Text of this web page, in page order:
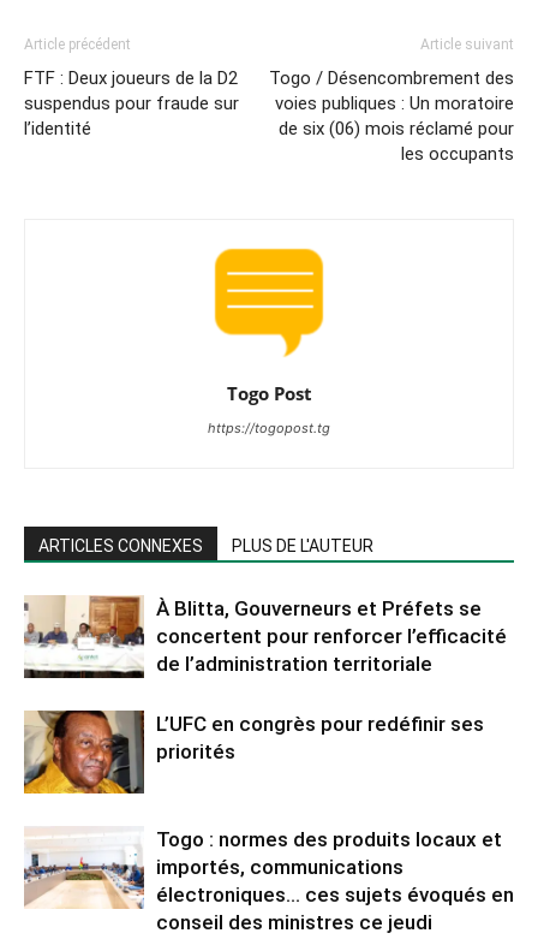
Article précédent
FTF : Deux joueurs de la D2
suspendus pour fraude sur
l’identité
Article suivant
Togo / Désencombrement des
voies publiques : Un moratoire
de six (06) mois réclamé pour
les occupants
Togo Post
https://togopost.tg
ARTICLES CONNEXES PLUS DE L'AUTEUR
À Blitta, Gouverneurs et Préfets se
concertent pour renforcer l’efficacité
de l’administration territoriale
L’UFC en congrès pour redéfinir ses
priorités
Togo : normes des produits locaux et
importés, communications
électroniques… ces sujets évoqués en
conseil des ministres ce jeudi